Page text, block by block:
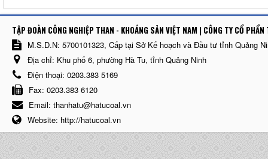
TẬP ĐOÀN CÔNG NGHIỆP THAN - KHOÁNG SẢN VIỆT NAM | CÔNG TY CỔ
M.S.D.N: 5700101323, Cấp tại Sở Kế hoạch và Đầu tư tỉnh Quảng
Địa chỉ: Khu phố 6, phường Hà Tu, tỉnh Quảng Ninh
Điện thoại: 0203.383 5169
Fax: 0203.383 6120
Email: thanhatu@hatucoal.vn
Website: http://hatucoal.vn